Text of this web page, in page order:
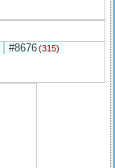
#8676(315)